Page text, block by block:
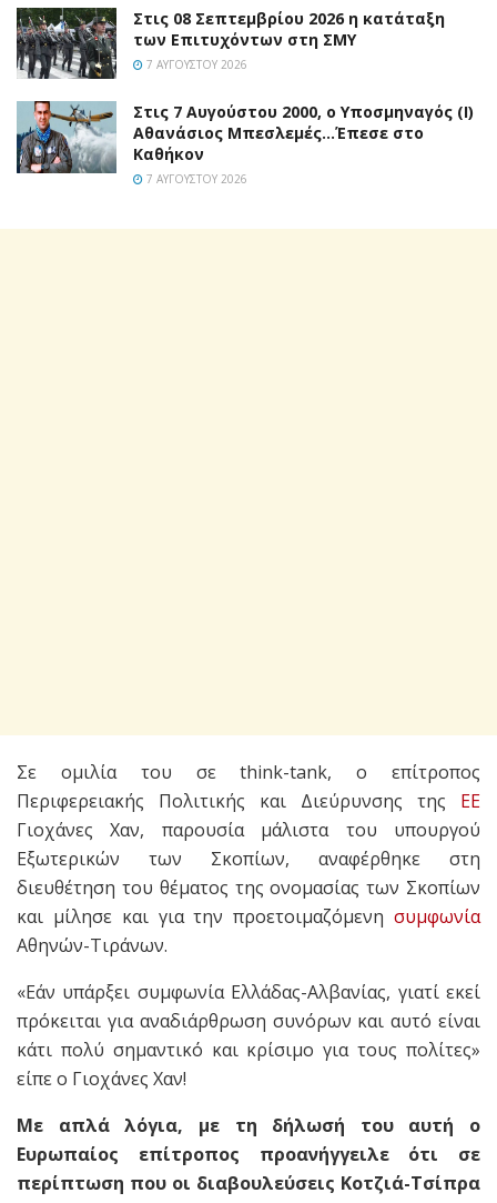
Στις 08 Σεπτεμβρίου 2026 η κατάταξη
των Επιτυχόντων στη ΣΜΥ
7 ΑΥΓΟΎΣΤΟΥ 2026
Στις 7 Αυγούστου 2000, ο Υποσμηναγός (Ι)
Αθανάσιος Μπεσλεμές…Έπεσε στο
Καθήκον
7 ΑΥΓΟΎΣΤΟΥ 2026
Σε ομιλία του σε think-tank, ο επίτροπος
Περιφερειακής Πολιτικής και Διεύρυνσης της ΕΕ
Γιοχάνες Χαν, παρουσία μάλιστα του υπουργού
Εξωτερικών των Σκοπίων, αναφέρθηκε στη
διευθέτηση του θέματος της ονομασίας των Σκοπίων
και μίλησε και για την προετοιμαζόμενη συμφωνία
Αθηνών-Τιράνων.
«Εάν υπάρξει συμφωνία Ελλάδας-Αλβανίας, γιατί εκεί
πρόκειται για αναδιάρθρωση συνόρων και αυτό είναι
κάτι πολύ σημαντικό και κρίσιμο για τους πολίτες»
είπε ο Γιοχάνες Χαν!
Με απλά λόγια, με τη δήλωσή του αυτή ο
Ευρωπαίος επίτροπος προανήγγειλε ότι σε
περίπτωση που οι διαβουλεύσεις Κοτζιά-Τσίπρα